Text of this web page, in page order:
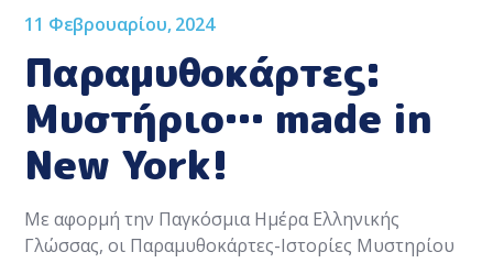
11 Φεβρουαρίου, 2024
Παραμυθοκάρτες:
Μυστήριο… made in
New York!
Με αφορμή την Παγκόσμια Ημέρα Ελληνικής
Γλώσσας, οι Παραμυθοκάρτες-Ιστορίες Μυστηρίου